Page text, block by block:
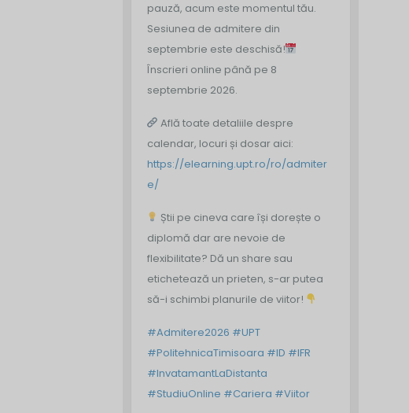
pauză, acum este momentul tău.
Sesiunea de admitere din
septembrie este deschisă!
Înscrieri online până pe 8
septembrie 2026.
Află toate detaliile despre
calendar, locuri și dosar aici:
https://elearning.upt.ro/ro/admiter
e/
Știi pe cineva care își dorește o
diplomă dar are nevoie de
flexibilitate? Dă un share sau
etichetează un prieten, s-ar putea
să-i schimbi planurile de viitor!
#Admitere2026 #UPT
#PolitehnicaTimisoara #ID #IFR
#InvatamantLaDistanta
#StudiuOnline #Cariera #Viitor